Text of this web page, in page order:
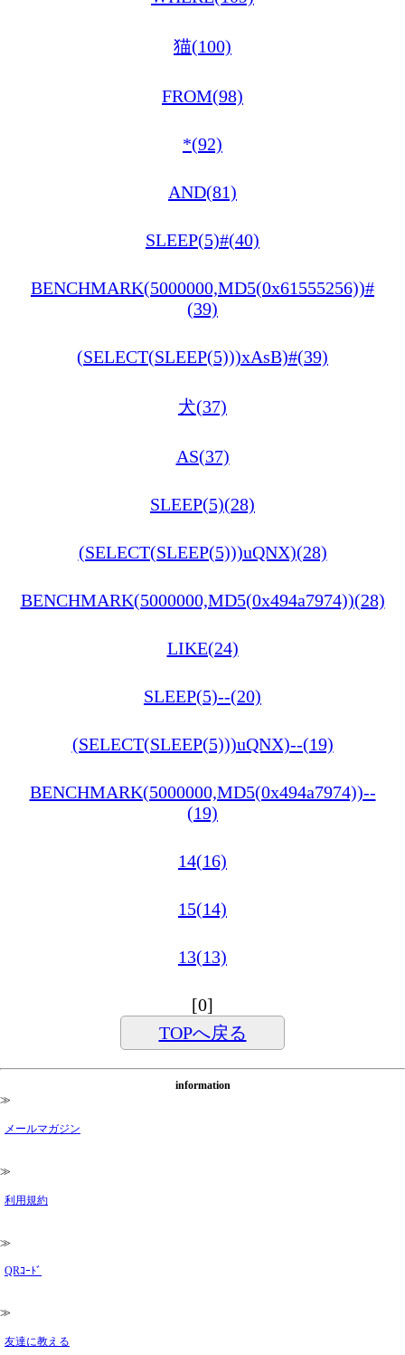
猫(100)
FROM(98)
*(92)
AND(81)
SLEEP(5)#(40)
BENCHMARK(5000000,MD5(0x61555256))#
(39)
(SELECT(SLEEP(5)))xAsB)#(39)
犬(37)
AS(37)
SLEEP(5)(28)
(SELECT(SLEEP(5)))uQNX)(28)
BENCHMARK(5000000,MD5(0x494a7974))(28)
LIKE(24)
SLEEP(5)--(20)
(SELECT(SLEEP(5)))uQNX)--(19)
BENCHMARK(5000000,MD5(0x494a7974))--
(19)
14(16)
15(14)
13(13)
[0]
TOPへ戻る
information
≫
メールマガジン
≫
利用規約
≫
QRｺｰﾄﾞ
≫
友達に教える